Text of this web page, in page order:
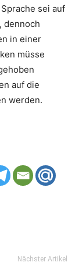
sei auf
dennoch
in einer
müsse
auf die
werden.
Nächster Artikel